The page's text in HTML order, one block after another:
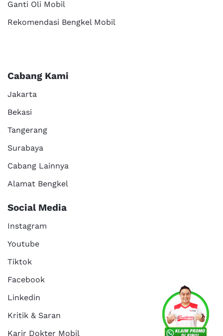
Services About Us
Ganti Oli Mobil
Rekomendasi Bengkel Mobil
Cabang Kami
Jakarta
Bekasi
Tangerang
Surabaya
Cabang Lainnya
Alamat Bengkel
Social Media
Instagram
Youtube
Tiktok
Facebook
Linkedin
Kritik & Saran
Karir Dokter Mobil